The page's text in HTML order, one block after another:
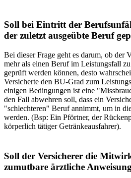
Soll bei Eintritt der
der zuletzt ausgeübte Beruf
Bei dieser Frage geht es darum, ob der
mehr als einen Beruf im Leistungsfall
geprüft werden können, desto
Versicherte den BU-Grad zum
einigen Bedingungen ist eine
den Fall abwehren soll, dass ein
"schlechteren" Beruf annimmt, um in
werden. (Bsp: Ein Pfört­ner, der
körperlich tätiger Getränkeausfahrer).
Soll der Versicherer die
zumutbare ärztliche